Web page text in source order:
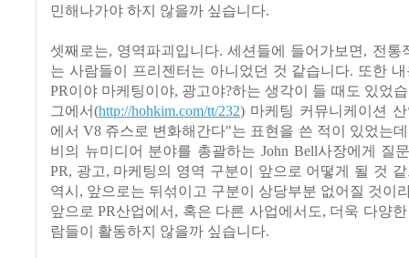
민해나가야 하지 않을까 싶습니다.
셋째로는, 영역파괴입니다. 세션들에 들어가보면, 전통
는 사람들이 프리젠터는 아니었던 것 같습니다. 또한
PR이야 마케팅이야, 광고야?하는 생각이 들 때도 있었
그에서(http://hohkim.com/tt/232) 마케팅 커뮤니케이션
에서 V8 쥬스로 변화해간다"는 표현을 쓴 적이 있었는
비의 뉴미디어 분야를 총괄하는 John Bell사장에게 질
PR, 광고, 마케팅의 영역 구분이 앞으로 어떻게 될 것
역시, 앞으로는 뒤섞이고 구분이 상당부분 없어질 것이
앞으로 PR산업에서, 혹은 다른 사업에서도, 더욱 다양
람들이 활동하지 않을까 싶습니다.